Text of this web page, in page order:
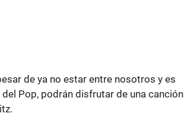
de ya no estar entre nosotros y es
Pop, podrán disfrutar de una canción